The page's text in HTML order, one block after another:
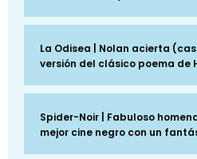
La Odisea | Nolan acierta
versión del clásico poema de
Spider-Noir | Fabuloso
mejor cine negro con un